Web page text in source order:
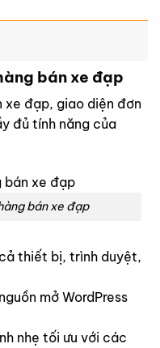
bán xe đạp
xe đạp, giao diện đơn
đủ tính năng của
bán xe đạp
thiết bị, trình duyệt,
mở WordPress
nhẹ tối ưu với các